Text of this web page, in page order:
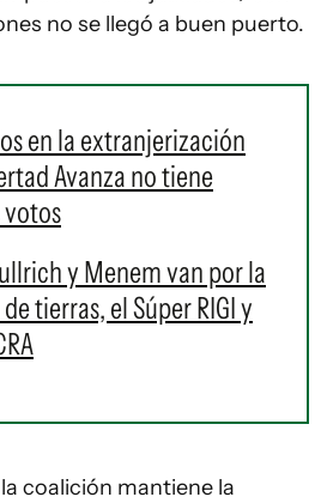
no se llegó a buen puerto.
en la extranjerización
Avanza no tiene
y Menem van por la
tierras, el Súper RIGI y
coalición mantiene la